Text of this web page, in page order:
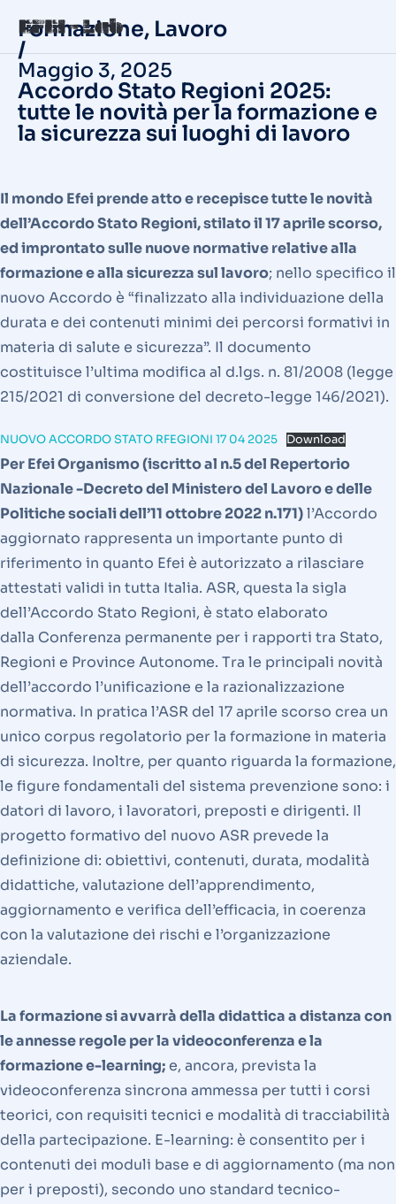
Formazione, Lavoro
/
Maggio 3, 2025
Accordo Stato Regioni 2025:
tutte le novità per la formazione e
la sicurezza sui luoghi di lavoro
Il mondo Efei prende atto e recepisce tutte le novità
dell’Accordo Stato Regioni, stilato il 17 aprile scorso,
ed improntato sulle nuove normative relative alla
formazione e alla sicurezza sul lavoro; nello specifico il
nuovo Accordo è “finalizzato alla individuazione della
durata e dei contenuti minimi dei percorsi formativi in
materia di salute e sicurezza”. Il documento
costituisce l’ultima modifica al d.lgs. n. 81/2008 (legge
215/2021 di conversione del decreto-legge 146/2021).
NUOVO ACCORDO STATO RFEGIONI 17 04 2025 Download
Per Efei Organismo (iscritto al n.5 del Repertorio
Nazionale -Decreto del Ministero del Lavoro e delle
Politiche sociali dell’11 ottobre 2022 n.171)l’Accordo
aggiornato rappresenta un importante punto di
riferimento in quanto Efei è autorizzato a rilasciare
attestati validi in tutta Italia. ASR, questa la sigla
dell’Accordo Stato Regioni, è stato elaborato
dalla Conferenza permanente per i rapporti tra Stato,
Regioni e Province Autonome. Tra le principali novità
dell’accordo l’unificazione e la razionalizzazione
normativa. In pratica l’ASR del 17 aprile scorso crea un
unico corpus regolatorio per la formazione in materia
di sicurezza. Inoltre, per quanto riguarda la formazione,
le figure fondamentali del sistema prevenzione sono: i
datori di lavoro, i lavoratori, preposti e dirigenti. Il
progetto formativo del nuovo ASR prevede la
definizione di: obiettivi, contenuti, durata, modalità
didattiche, valutazione dell’apprendimento,
aggiornamento e verifica dell’efficacia, in coerenza
con la valutazione dei rischi e l’organizzazione
aziendale.
La formazione si avvarrà della didattica a distanza con
le annesse regole per la videoconferenza e la
formazione e-learning;e, ancora, prevista la
videoconferenza sincrona ammessa per tutti i corsi
teorici, con requisiti tecnici e modalità di tracciabilità
della partecipazione. E-learning: è consentito per i
contenuti dei moduli base e di aggiornamento (ma non
per i preposti), secondo uno standard tecnico-